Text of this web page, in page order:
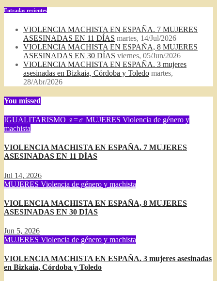
Entradas recientes
VIOLENCIA MACHISTA EN ESPAÑA. 7 MUJERES
ASESINADAS EN 11 DÍAS martes, 14/Jul/2026
VIOLENCIA MACHISTA EN ESPAÑA, 8 MUJERES
ASESINADAS EN 30 DÍAS viernes, 05/Jun/2026
VIOLENCIA MACHISTA EN ESPAÑA. 3 mujeres
asesinadas en Bizkaia, Córdoba y Toledo martes,
28/Abr/2026
You missed
IGUALITARISMO ♀=♂ MUJERES Violencia de género y
machista
VIOLENCIA MACHISTA EN ESPAÑA. 7 MUJERES
ASESINADAS EN 11 DÍAS
Jul 14, 2026
MUJERES Violencia de género y machista
VIOLENCIA MACHISTA EN ESPAÑA, 8 MUJERES
ASESINADAS EN 30 DÍAS
Jun 5, 2026
MUJERES Violencia de género y machista
VIOLENCIA MACHISTA EN ESPAÑA. 3 mujeres asesinadas
en Bizkaia, Córdoba y Toledo